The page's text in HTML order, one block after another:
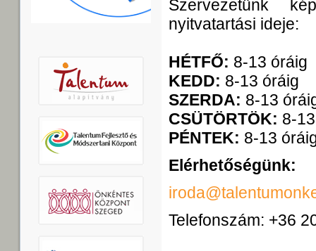
Szervezetünk
nyitvatartási ideje:
HÉTFŐ: 8-13 óráig
KEDD: 8-13 óráig
SZERDA: 8-13
CSÜTÖRTÖK: 8-
PÉNTEK: 8-13
Elérhetőségünk:
Telefonszám: +36